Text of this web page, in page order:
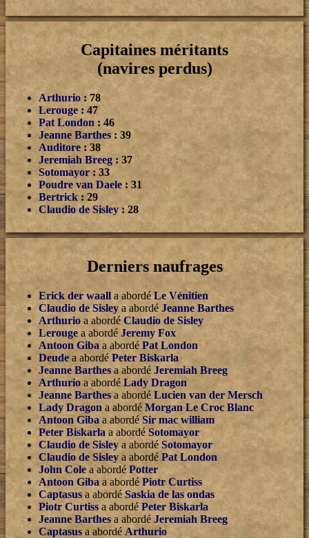
Capitaines méritants
(navires perdus)
Arthurio : 78
Lerouge : 47
Pat London : 46
Jeanne Barthes : 39
Auditore : 38
Jeremiah Breeg : 37
Sotomayor: 33
Poudre van Daele : 31
Bertrick : 29
Claudio de Sisley : 28
Derniers naufrages
Erick der waall a abordéLe Vénitien
Claudio de Sisley a abordé Jeanne Barthes
Arthurio a abordé Claudio de Sisley
Lerouge a abordé Jeremy Fox
Antoon Giba a abordé Pat London
Deude a abordé Peter Biskarla
Jeanne Barthes a abordé Jeremiah Breeg
Arthurio a abordé Lady Dragon
Jeanne Barthes a abordé Lucien van der Mersch
Lady Dragon a abordé Morgan Le Croc Blanc
Antoon Giba a abordé Sir mac william
Peter Biskarla a abordé Sotomayor
Claudio de Sisley a abordé Sotomayor
Claudio de Sisley a abordé Pat London
John Cole a abordéPotter
Antoon Giba a abordé Piotr Curtiss
Captasus a abordéSaskia de las ondas
Piotr Curtiss a abordé Peter Biskarla
Jeanne Barthes a abordé Jeremiah Breeg
Captasus a abordé Arthurio